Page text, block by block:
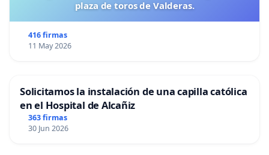
plaza de toros de Valderas.
416 firmas
11 May 2026
Solicitamos la instalación de una capilla católica
en el Hospital de Alcañiz
363 firmas
30 Jun 2026